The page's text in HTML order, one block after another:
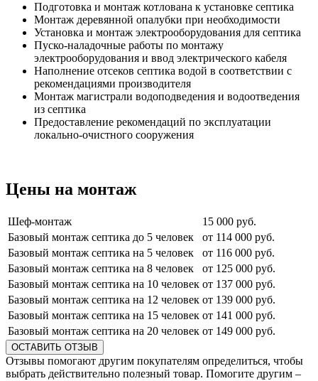
Подготовка и монтаж котлована к установке септика
Монтаж деревянной опалубки при необходимости
Установка и монтаж электрооборудования для септика
Пуско-наладочные работы по монтажу
электрооборудования и ввод электрического кабеля
Наполнение отсеков септика водой в соответствии с
рекомендациями производителя
Монтаж магистрали водоподведения и водоотведения
из септика
Предоставление рекомендаций по эксплуатации
локально-очистного сооружения
Цены на монтаж
Шеф-монтаж
15 000 руб.
Базовый монтаж септика до 5 человек
от 114 000 руб.
Базовый монтаж септика на 5 человек
от 116 000 руб.
Базовый монтаж септика на 8 человек
от 125 000 руб.
Базовый монтаж септика на 10 человек от 137 000 руб.
Базовый монтаж септика на 12 человек от 139 000 руб.
Базовый монтаж септика на 15 человек от 141 000 руб.
Базовый монтаж септика на 20 человек от 149 000 руб.
ОСТАВИТЬ ОТЗЫВ
Отзывы помогают другим покупателям определиться, чтобы
выбрать действительно полезный товар. Помогите другим –